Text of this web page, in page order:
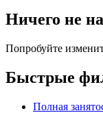
Ничего не
Попробуйте
Быстрые
Полная